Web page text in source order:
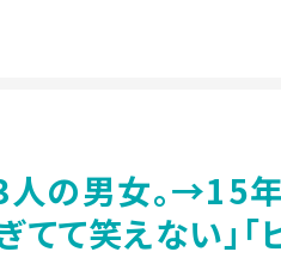
人の男女。→15
て笑えない」「